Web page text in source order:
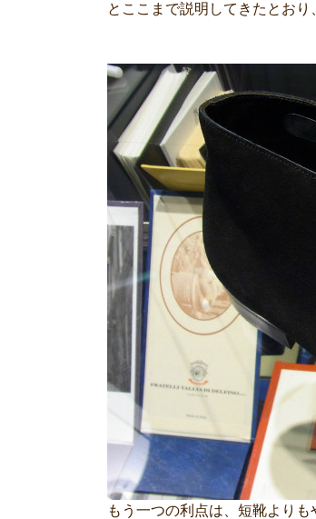
とここまで説明してきたとおり
もう一つの利点は、短靴より